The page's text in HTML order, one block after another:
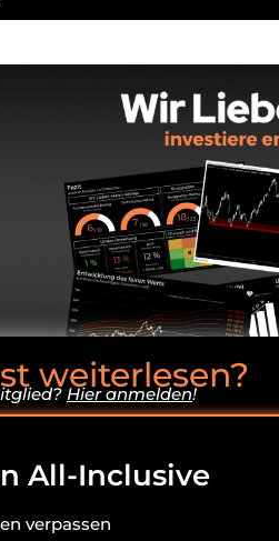
weiterlesen?
Hier anmelden!
All-Inclusive
verpassen